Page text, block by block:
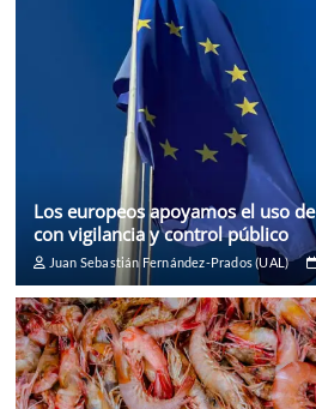
Los europeos apoyamos el uso
con vigilancia y control público
Juan Sebastián Fernández-Prados (UAL)